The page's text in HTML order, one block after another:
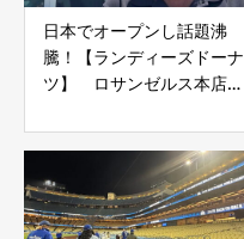
日本でオープンし話題沸
騰！【ランディーズドーナ
ツ】 ロサンゼルス本店で